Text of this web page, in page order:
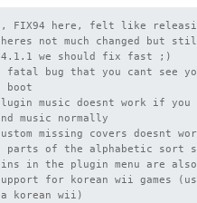
FIX94 here, felt like
not much changed but
4.1.1 we should fix fast ;)
fatal bug that you cant see
music doesnt work if you
music normally
missing covers doesnt
parts of the alphabetic sort
in the plugin menu are
for korean wii games
korean wii)